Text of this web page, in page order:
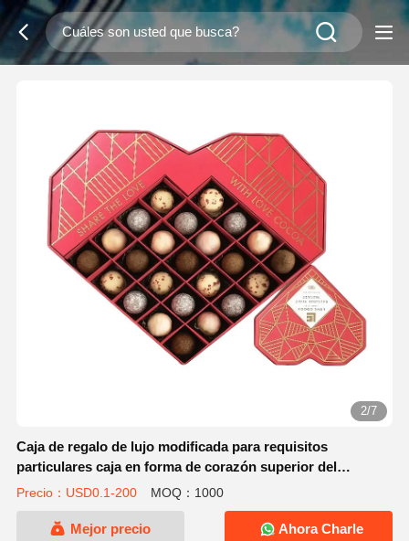
2/7
Caja de regalo de lujo modificada para requisitos
particulares caja en forma de corazón superior del
acondicionamiento de los alimentos del chocolate
Precio：USD0.1-200 MOQ：1000
Mejor precio Ahora Charle